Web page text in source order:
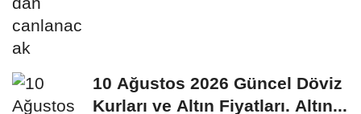
10 Ağustos 2026 Güncel Döviz
Kurları ve Altın Fiyatları. Altın...